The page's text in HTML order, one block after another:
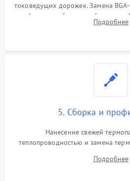
токоведущих дорожек. Замена
инфракрасной паяльной
BIOS или заменаПодробнее
5. Сборка и
Нанесение свежей
теплопроводностью и замена
шлейфов, модулей памяти иПодробнее